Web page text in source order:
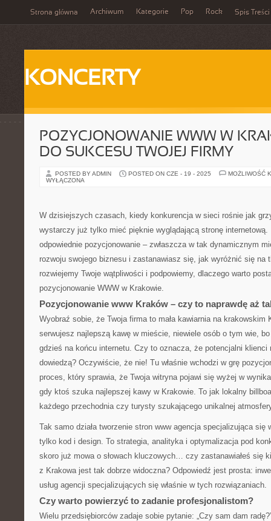
Strona główna Archiwum Kategorie Pop Rock Spis Treści
KONCERTY
POZYCJONOWANIE WWW W
DO SUKCESU TWOJEJ FIRMY
POSTED BY ADMIN POSTED ON CZE - 19 - 2025
MOŻLIWOŚĆ
WYŁĄCZONA
W dzisiejszych czasach, kiedy konkurencja w sieci rośnie jak
wystarczy już tylko mieć pięknie wyglądającą stronę
odpowiednie pozycjonowanie – zwłaszcza w tak dynamicznym
rozwoju swojego biznesu i zastanawiasz się, jak wyróżnić się na
rozwiejemy Twoje wątpliwości i podpowiemy, dlaczego warto
pozycjonowanie WWW w Krakowie.
Pozycjonowanie www Kraków – czy to naprawdę aż
Wyobraź sobie, że Twoja firma to mała kawiarnia na krakowskim
serwujesz najlepszą kawę w mieście, niewiele osób o tym wie,
gdzieś na końcu internetu. Czy to oznacza, że potencjalni klienci
dowiedzą? Oczywiście, że nie! Tu właśnie wchodzi w grę
proces, który sprawia, że Twoja witryna pojawi się wyżej w
gdy ktoś szuka najlepszej kawy w Krakowie. To jak lokalny
każdego przechodnia czy turysty szukającego unikalnej
Tak samo działa tworzenie stron www agencja specjalizująca się
tylko kod i design. To strategia, analityka i optymalizacja pod
skoro już mowa o słowach kluczowych… czy zastanawiałeś się
z Krakowa jest tak dobrze widoczna? Odpowiedź jest prosta:
usług agencji specjalizujących się właśnie w tych rozwiązaniach.
Czy warto powierzyć to zadanie profesjonalistom?
Wielu przedsiębiorców zadaje sobie pytanie: „Czy sam dam